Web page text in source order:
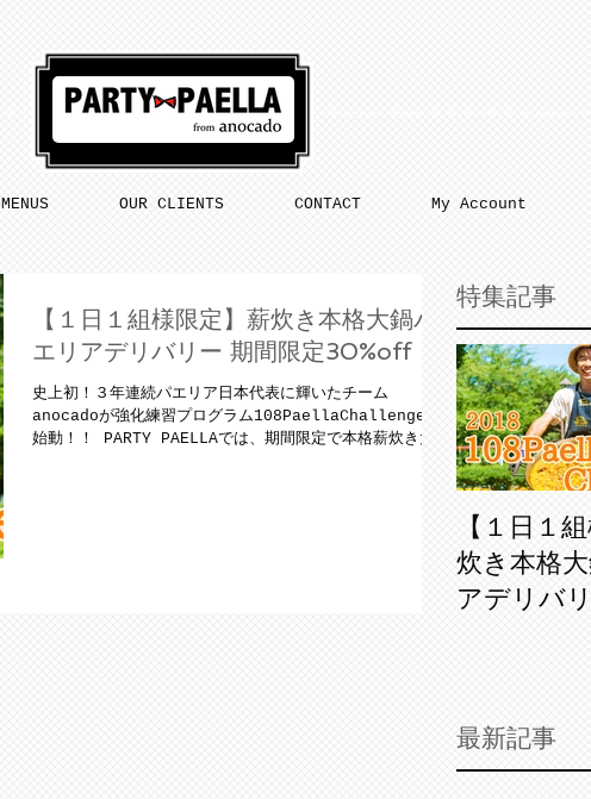
MENUS OUR CLIENTS CONTACT My Account
【１日１組様限定】薪炊き本格大鍋パ
エリアデリバリー 期間限定30%off
史上初！３年連続パエリア日本代表に輝いたチーム
anocadoが強化練習プログラム108PaellaChallengeを
始動！！ PARTY PAELLAでは、期間限定で本格薪炊き大鍋
特集記事
【１日１
炊き本格
アデリバ
最新記事